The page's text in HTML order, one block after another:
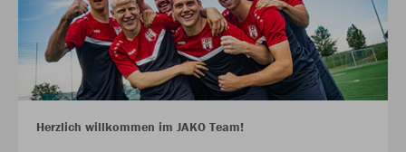
Herzlich willkommen im JAKO Team!